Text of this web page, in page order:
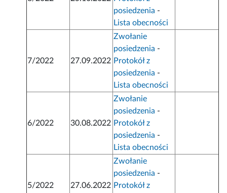
posiedzenia -
Lista obecności
7/2022 27.09.2022
Zwołanie
posiedzenia -
Protokół z
posiedzenia -
Lista obecności
6/2022 30.08.2022
Zwołanie
posiedzenia -
Protokół z
posiedzenia -
Lista obecności
5/2022 27.06.2022
Zwołanie
posiedzenia -
Protokół z